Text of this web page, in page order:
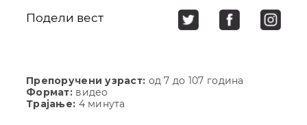
Подели вест
Прeпоручени узраст: од 7 до 107 година
Формат:видео
Трајање: 4 минута